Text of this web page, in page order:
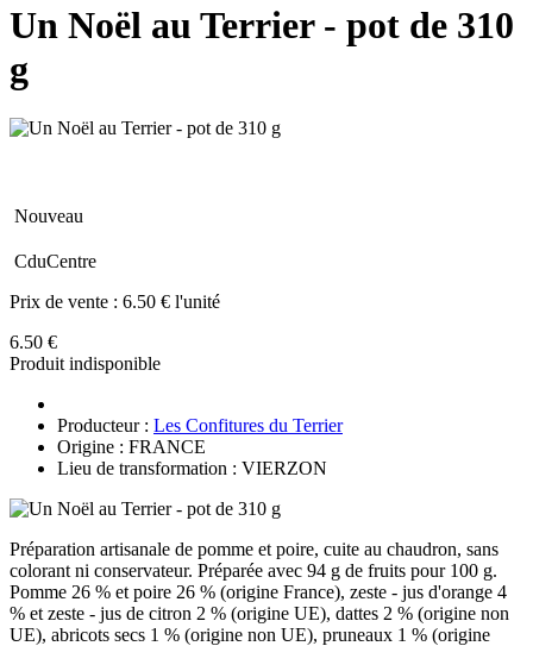
Un Noël au Terrier - pot de 310
g
Nouveau
CduCentre
Prix de vente : 6.50 € l'unité
6.50 €
Produit indisponible
Producteur : Les Confitures du Terrier
Origine : FRANCE
Lieu de transformation : VIERZON
Préparation artisanale de pomme et poire, cuite au chaudron, sans
colorant ni conservateur. Préparée avec 94 g de fruits pour 100 g.
Pomme 26 % et poire 26 % (origine France), zeste - jus d'orange 4
% et zeste - jus de citron 2 % (origine UE), dattes 2 % (origine non
UE), abricots secs 1 % (origine non UE), pruneaux 1 % (origine